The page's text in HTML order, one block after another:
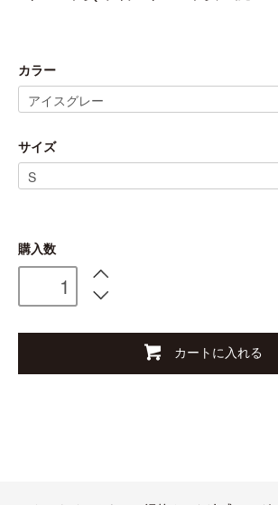
カラー
サイズ
購入数
カートに入れる